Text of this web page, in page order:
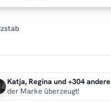
Katja, Regina und +304 andere
der Marke überzeugt!